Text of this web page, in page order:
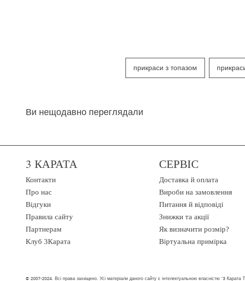
прикраси з топазом
Ви нещодавно переглядали
3 КАРАТА
Контакти
Про нас
Відгуки
Правила сайту
Партнерам
Клуб 3Карата
СЕРВІС
Доставка й оплата
Вироби на замовлення
Питання й відповіді
Знижки та акції
Як визначити розмір?
Віртуальна примірка
© 2007-2024. Всі права захищено. Усі матеріали даного сайту є інтелектуальною власністю "3